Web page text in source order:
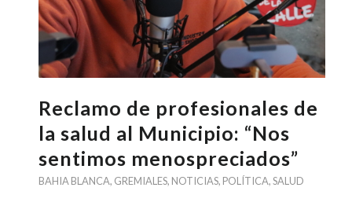
Reclamo de profesionales de
la salud al Municipio: “Nos
sentimos menospreciados”
BAHIA BLANCA, GREMIALES, NOTICIAS, POLÍTICA,SALUD